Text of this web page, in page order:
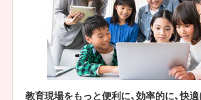
教育現場をもっと便利に、効率的に、快